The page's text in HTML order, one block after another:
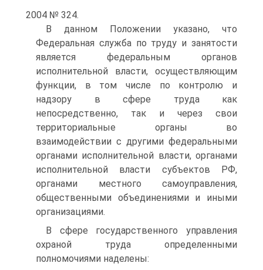
2004 № 324.
В данном Положении указано, что
Федеральная служба по труду и занятости
является федеральным органов
исполнительной власти, осуществляющим
функции, в том числе по контролю и
надзору в сфере труда как
непосредственно, так и через свои
территориальные органы во
взаимодействии с другими федеральными
органами исполнительной власти, органами
исполнительной власти субъектов РФ,
органами местного самоуправления,
общественными объединениями и иными
организациями.
В сфере государственного управления
охраной труда определенными
полномочиями наделены: